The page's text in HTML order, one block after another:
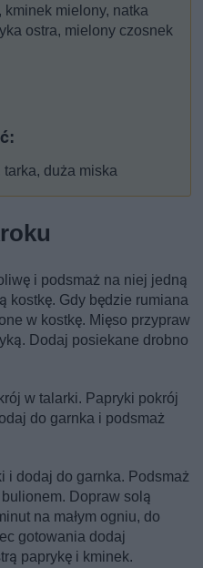
mielony, natka
ostra, mielony czosnek
duża miska
i podsmaż na niej jedną
kostkę. Gdy będzie rumiana
w kostkę. Mięso przypraw
Dodaj posiekane drobno
w talarki. Papryki pokrój
do garnka i podsmaż
i dodaj do garnka. Podsmaż
Dopraw solą
na małym ogniu, do
gotowania dodaj
paprykę i kminek.